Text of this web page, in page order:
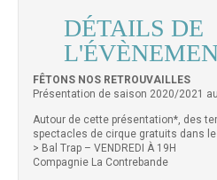
DÉTAILS DE
FÊTONS NOS RETROUVAILLES
Présentation de saison 2020/2021
Autour de cette présentation*, des
spectacles de cirque gratuits dans le
> Bal Trap – VENDREDI À 19H
Compagnie La Contrebande